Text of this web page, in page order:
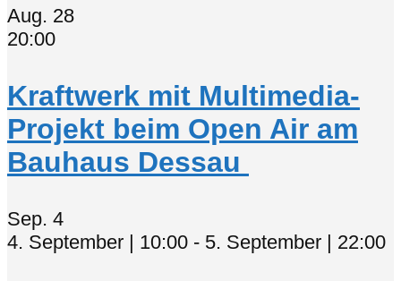
Aug. 28
20:00
Kraftwerk mit Multimedia-
Projekt beim Open Air am
Bauhaus Dessau
Sep. 4
4. September | 10:00 - 5. September | 22:00